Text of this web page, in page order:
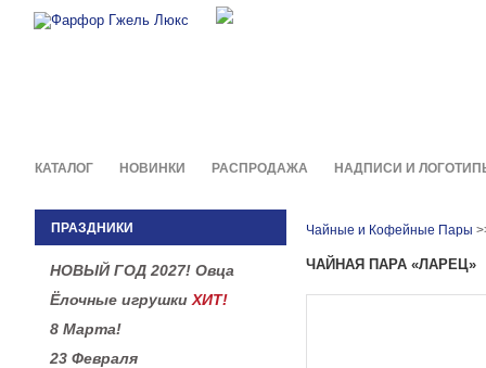
КАТАЛОГ НОВИНКИ РАСПРОДАЖА НАДПИСИ И
ПРАЗДНИКИ
НОВЫЙ ГОД 2027! Овца
Ёлочные игрушки ХИТ!
8 Марта!
23 Февраля
Чайные и Кофейные Пары
ЧАЙНАЯ ПАРА «ЛАРЕЦ»